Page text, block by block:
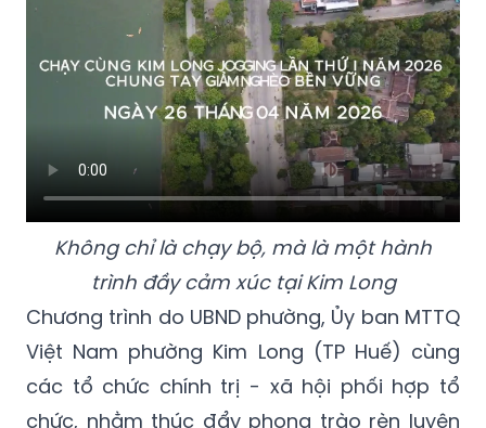
Không chỉ là chạy bộ, mà là một hành
trình đầy cảm xúc tại Kim Long
Chương trình do UBND phường, Ủy ban MTTQ
Việt Nam phường Kim Long (TP Huế) cùng
các tổ chức chính trị - xã hội phối hợp tổ
chức, nhằm thúc đẩy phong trào rèn luyện